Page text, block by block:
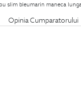
slim bleumarin maneca
Opinia Cumparatorului